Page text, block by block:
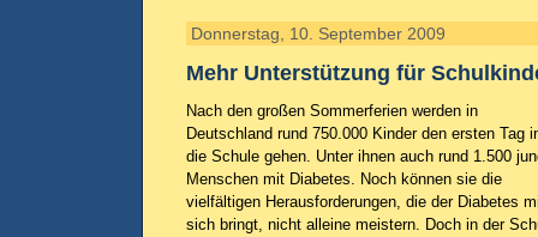
Donnerstag, 10. September 2009
Mehr Unterstützung für
Nach den großen Sommerferien werden in
Deutschland rund 750.000 Kinder den ersten Tag
die Schule gehen. Unter ihnen auch rund 1.500
Menschen mit Diabetes. Noch können sie die
vielfältigen Herausforderungen, die der Diabetes
sich bringt, nicht alleine meistern. Doch in der